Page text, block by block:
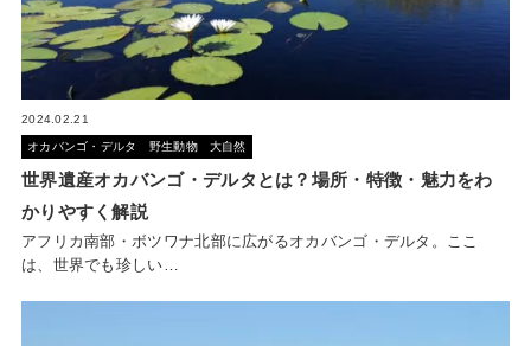
2024.02.21
オカバンゴ・デルタ 野生動物 大自然
世界遺産オカバンゴ・デルタとは？場所・特徴・魅力をわ
かりやすく解説
アフリカ南部・ボツワナ北部に広がるオカバンゴ・デルタ。ここ
は、世界でも珍しい…